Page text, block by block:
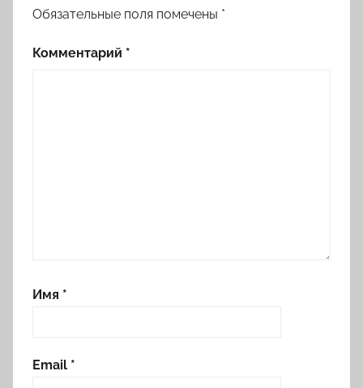
Обязательные поля помечены *
Комментарий *
Имя *
Email *